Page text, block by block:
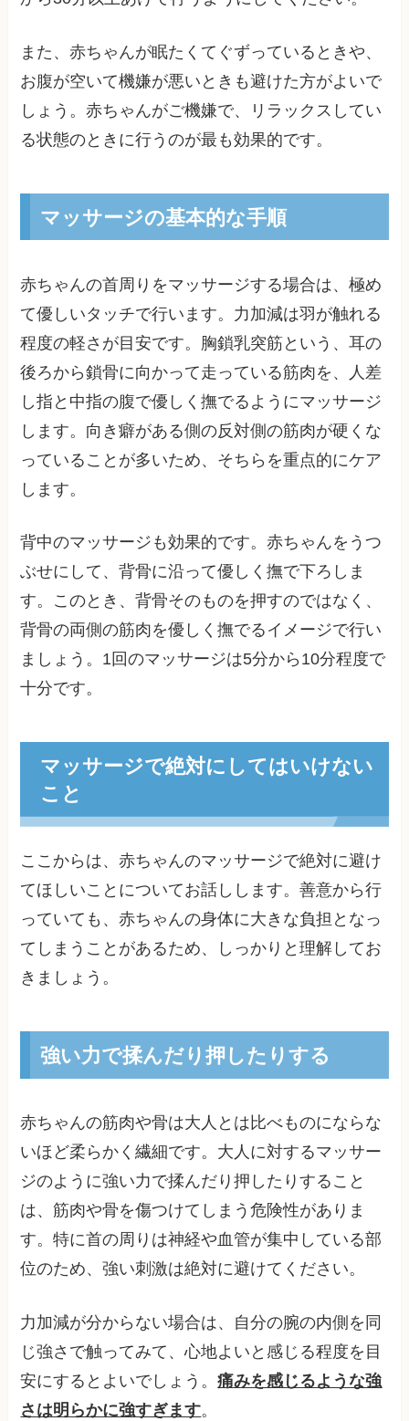
また、赤ちゃんが眠たくてぐずっているときや、
お腹が空いて機嫌が悪いときも避けた方がよいで
しょう。赤ちゃんがご機嫌で、リラックスしてい
る状態のときに行うのが最も効果的です。
マッサージの基本的な手順
赤ちゃんの首周りをマッサージする場合は、極め
て優しいタッチで行います。力加減は羽が触れる
程度の軽さが目安です。胸鎖乳突筋という、耳の
後ろから鎖骨に向かって走っている筋肉を、人差
し指と中指の腹で優しく撫でるようにマッサージ
します。向き癖がある側の反対側の筋肉が硬くな
っていることが多いため、そちらを重点的にケア
します。
背中のマッサージも効果的です。赤ちゃんをうつ
ぶせにして、背骨に沿って優しく撫で下ろしま
す。このとき、背骨そのものを押すのではなく、
背骨の両側の筋肉を優しく撫でるイメージで行い
ましょう。1回のマッサージは5分から10分程度で
十分です。
マッサージで絶対にしてはいけない
こと
ここからは、赤ちゃんのマッサージで絶対に避け
てほしいことについてお話しします。善意から行
っていても、赤ちゃんの身体に大きな負担となっ
てしまうことがあるため、しっかりと理解してお
きましょう。
強い力で揉んだり押したりする
赤ちゃんの筋肉や骨は大人とは比べものにならな
いほど柔らかく繊細です。大人に対するマッサー
ジのように強い力で揉んだり押したりすること
は、筋肉や骨を傷つけてしまう危険性がありま
す。特に首の周りは神経や血管が集中している部
位のため、強い刺激は絶対に避けてください。
力加減が分からない場合は、自分の腕の内側を同
じ強さで触ってみて、心地よいと感じる程度を目
安にするとよいでしょう。痛みを感じるような強
さは明らかに強すぎます。